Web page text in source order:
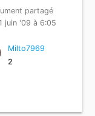
partagé
juin '09 à 6:05
Milto7969
2